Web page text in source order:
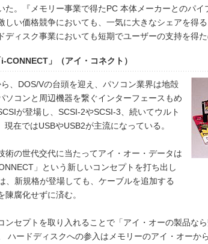
た。『メモリー事業で得たPC 本体メーカーとのパイ
しい価格競争においても、一気に大きなシェアを得
ディスク事業においても短期でユーザーの支持を得た
CONNECT」（アイ・コネクト）
、DOS/Vの台頭を迎え、パソコン業界は地殻
ソコンと周辺機器を繋ぐインターフェースもめ
が登場し、SCSI-2やSCSI-3、続いてウルト
在ではUSBやUSB2が主流になっている。
術の世代交代に当たってアイ・オー・データは
」という新しいコンセプトを打ち出し
、新規格が登場しても、ケーブルを追加する
腐化せずに済む。
ンセプトを取り入れることで「アイ・オーの製品な
ハードディスクへの参入はメモリーのアイ・オーか